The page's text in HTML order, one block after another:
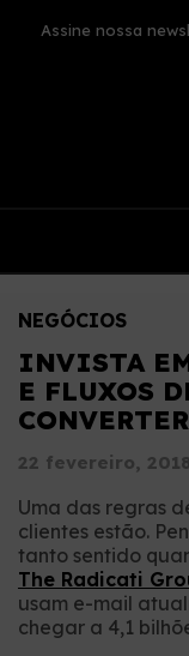
Assine nossa
NEGÓCIOS
INVISTA
E FLUXOS
22 fevereiro, 2018
Uma das regras
clientes estão.
tanto sentido
The Radicati
usam e-mail
chegar a 4,1